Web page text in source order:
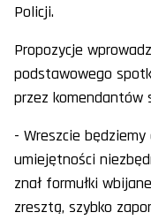
Policji.
Propozycje
podstawowego
przez komendantów
- Wreszcie będziemy
umiejętności
znał formułki
zresztą, szybko